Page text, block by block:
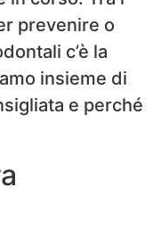
prevenire o
c’è la
insieme di
e perché